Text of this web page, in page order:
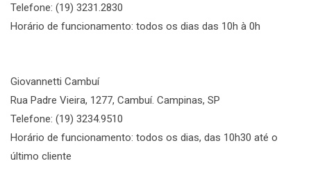
Telefone: (19) 3231.2830
Horário de funcionamento: todos os dias das 10h à 0h
Giovannetti Cambuí
Rua Padre Vieira, 1277, Cambuí. Campinas, SP
Telefone: (19) 3234.9510
Horário de funcionamento: todos os dias, das 10h30 até o
último cliente